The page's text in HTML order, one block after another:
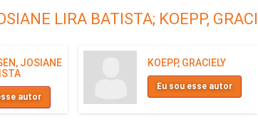
LIRA BATISTA; KOEPP,
JOSIANE
autor
KOEPP, GRACIELY
Eu sou esse autor